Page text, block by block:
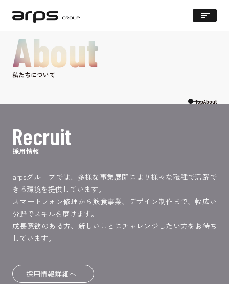
About
私たちについて
TopAbout
Recruit
採用情報
arpsグループでは、多様な事業展開により様々な職種で活躍で
きる環境を提供しています。
スマートフォン修理から飲食事業、デザイン制作まで、幅広い
分野でスキルを磨けます。
成長意欲のある方、新しいことにチャレンジしたい方をお待ち
しています。
採用情報詳細へ